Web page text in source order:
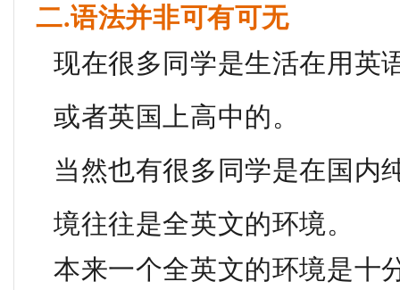
二.语法并非可有可无
现在很多同学是生活在用英
或者英国上高中的。
当然也有很多同学是在国内
境往往是全英文的环境。
本来一个全英文的环境是十